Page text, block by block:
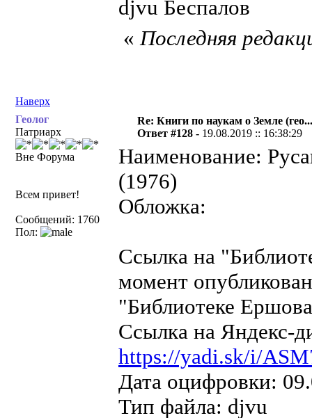
djvu Беспалов
Наверх
«Последняя
Геолог
Патриарх
Вне Форума
Всем привет!
Сообщений: 1760
Пол:
Re: Книги по наукам о Земле
Ответ #128 - 19.08.2019 :: 16:38:29
Наименование:
(1976)
Обложка:
Ссылка на
момент
"Библиотеке
Ссылка на Яндекс-
https://yadi.sk/i/
Дата оцифровки:
Тип файла: djvu